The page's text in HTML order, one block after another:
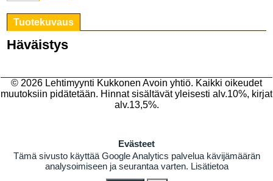
Tuotekuvaus
Häväistys
© 2026 Lehtimyynti Kukkonen Avoin yhtiö. Kaikki oikeudet
muutoksiin pidätetään. Hinnat sisältävät yleisesti alv.10%, kirjat
alv.13,5%.
Evästeet
Tämä sivusto käyttää Google Analytics palvelua kävijämäärän
analysoimiseen ja seurantaa varten. Lisätietoa